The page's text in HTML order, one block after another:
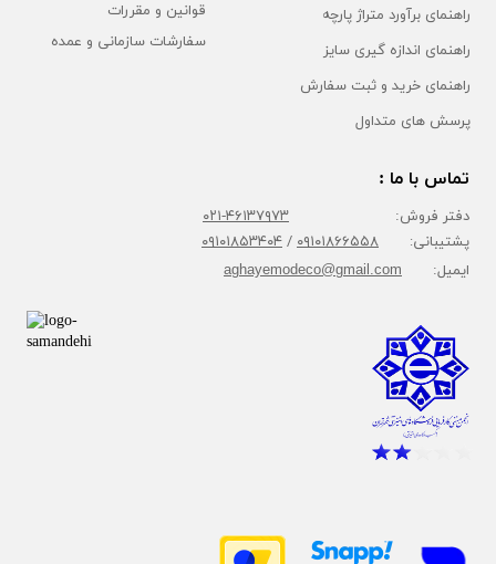
راهنمای برآورد متراژ پارچه
راهنمای اندازه گیری سایز
راهنمای خرید و ثبت سفارش
پرسش های متداول
قوانین و مقررات
سفارشات سازمانی و عمده
تماس با ما :
دفتر فروش: ۴۶۱۳۷۹۷۳-۰۲۱
پشتیبانی: ۰۹۱۰۱۸۶۶۵۵۸/۰۹۱۰۱۸۵۳۴۰۴
ایمیل: aghayemodeco@gmail.com